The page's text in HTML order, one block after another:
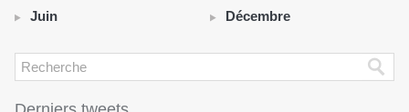
Juin
Décembre